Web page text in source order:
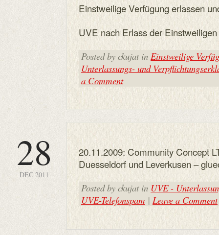
Einstweilige Verfügung erlassen
UVE nach Erlass der
Posted by ckujat in Einstweilige
Unterlassungs- und
a Comment
28
DEC 2011
20.11.2009: Community Concept
Duesseldorf und Leverkusen –
Posted by ckujat in UVE -
UVE-Telefonspam | Leave a Comment